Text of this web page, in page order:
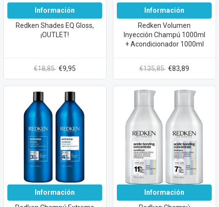
Información
Redken Shades EQ Gloss,
¡OUTLET!
€18,85 €9,95
Información
Redken Volumen
Inyección Champú 1000ml
+ Acondicionador 1000ml
€135,85 €83,89
Información
Información